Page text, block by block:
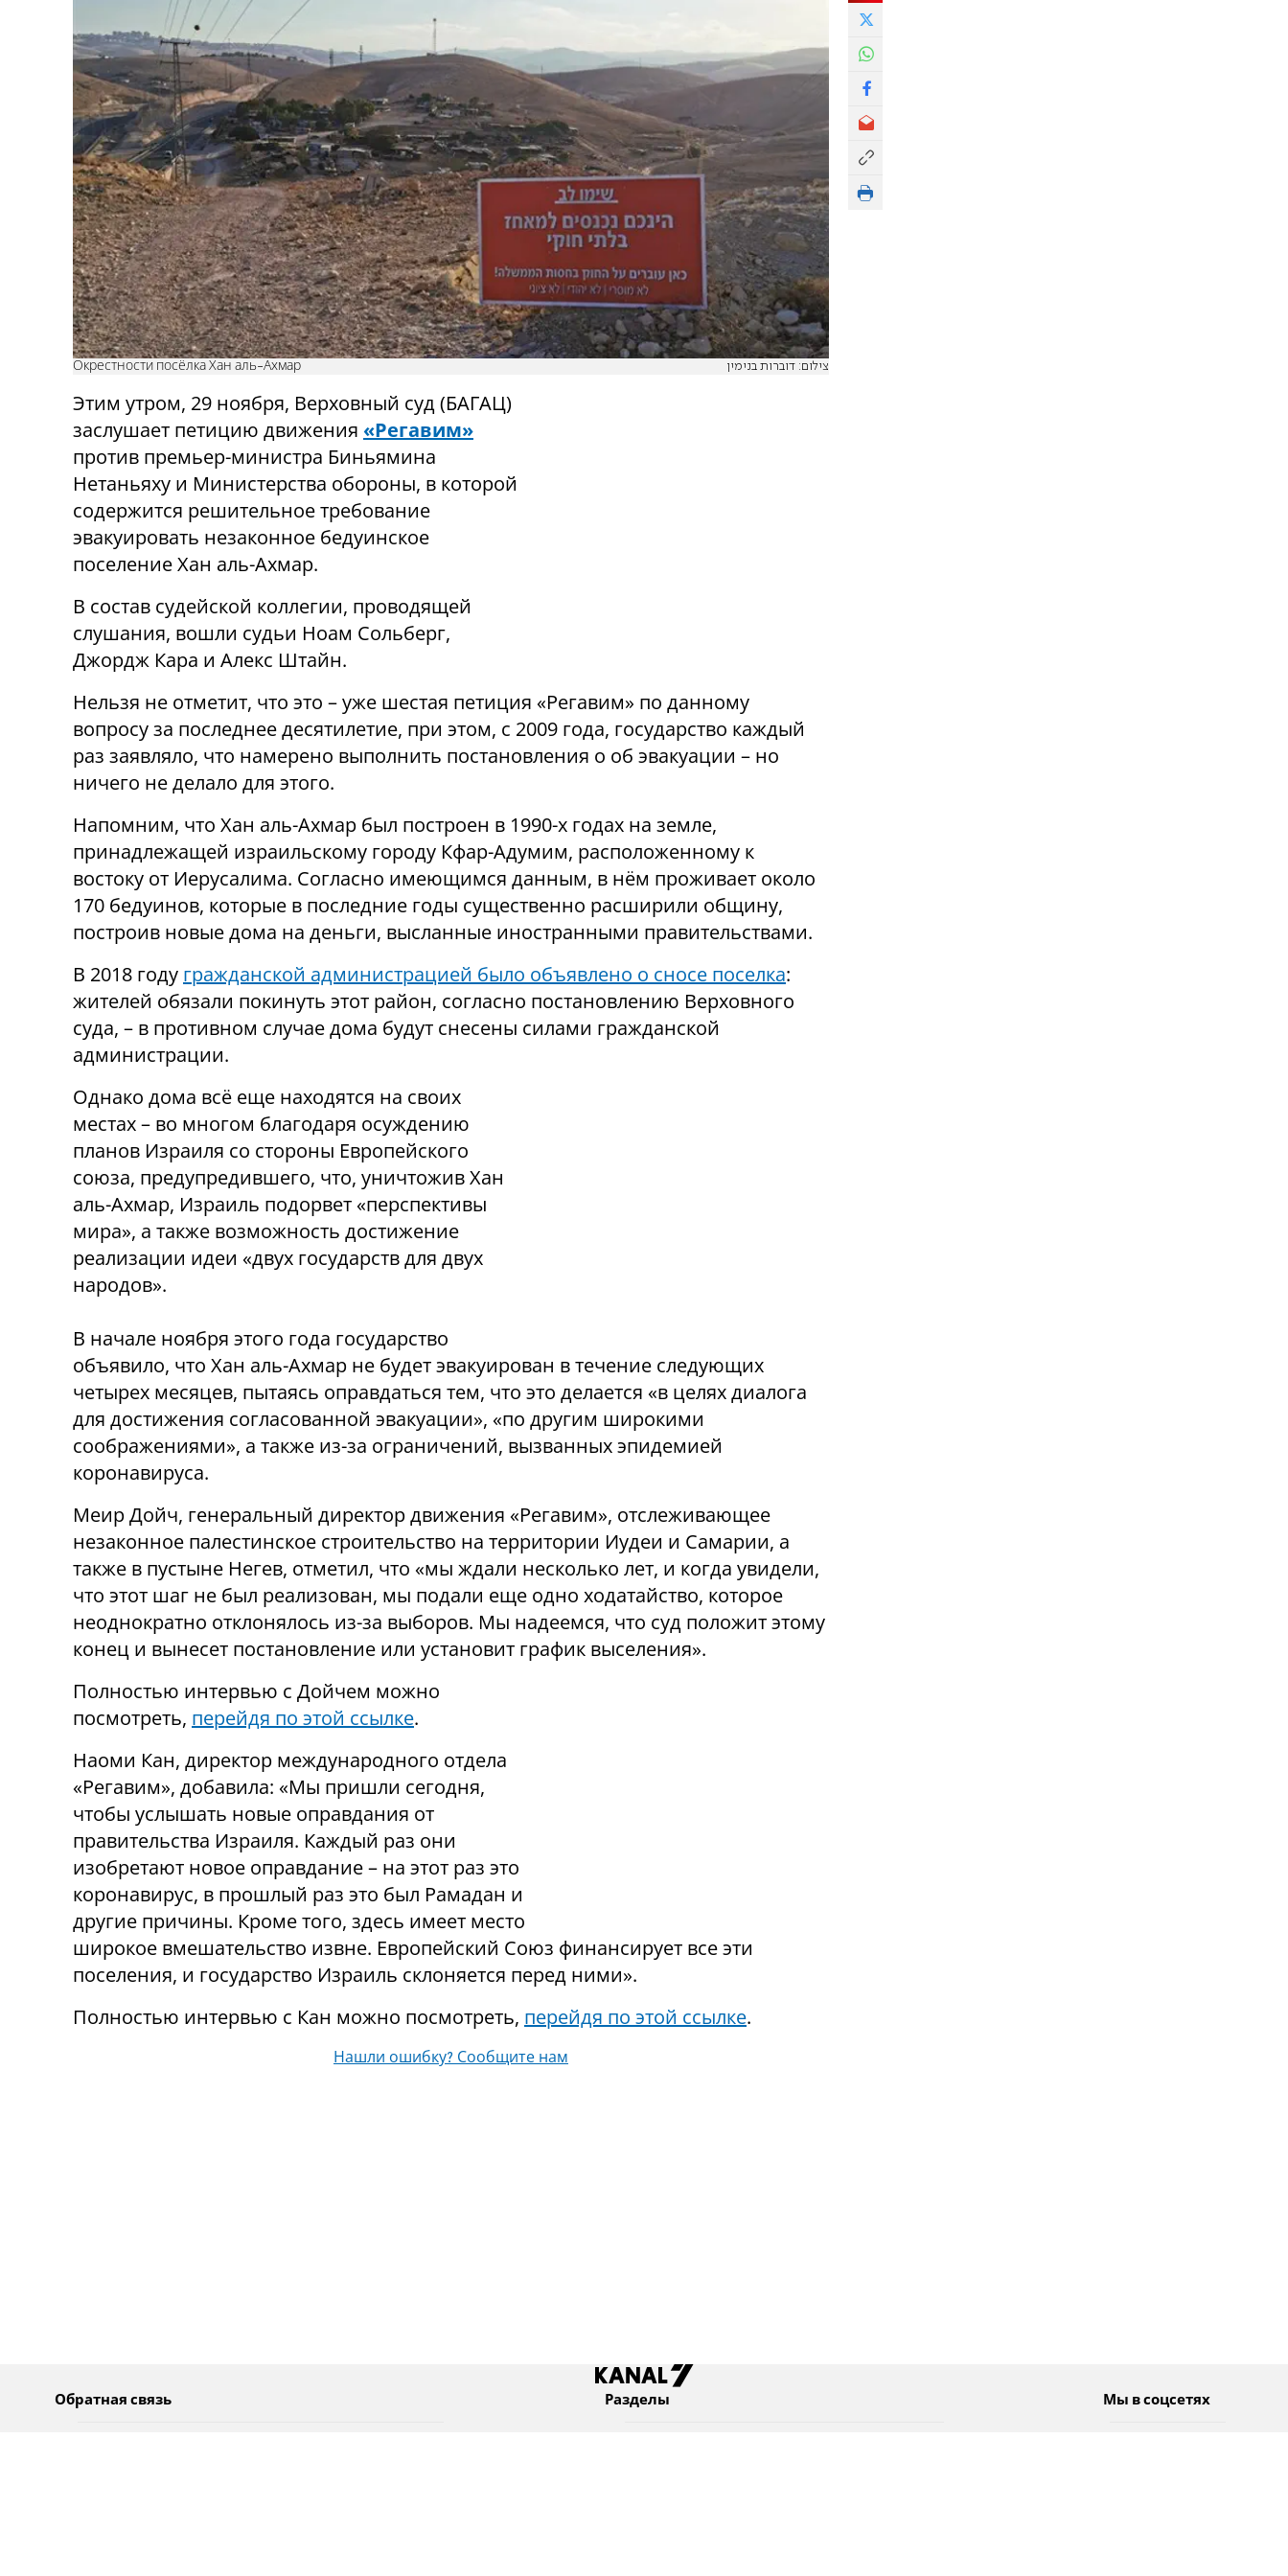
Окрестности посёлка Хан аль-Ахмар צילום: דוברות בנימין
Этим утром, 29 ноября, Верховный суд (БАГАЦ)
заслушает петицию движения «Регавим»
против премьер-министра Биньямина
Нетаньяху и Министерства обороны, в которой
содержится решительное требование
эвакуировать незаконное бедуинское
поселение Хан аль-Ахмар.
В состав судейской коллегии, проводящей
слушания, вошли судьи Ноам Сольберг,
Джордж Кара и Алекс Штайн.
Нельзя не отметит, что это – уже шестая петиция «Регавим» по данному
вопросу за последнее десятилетие, при этом, с 2009 года, государство каждый
раз заявляло, что намерено выполнить постановления о об эвакуации – но
ничего не делало для этого.
Напомним, что Хан аль-Ахмар был построен в 1990-х годах на земле,
принадлежащей израильскому городу Кфар-Адумим, расположенному к
востоку от Иерусалима. Согласно имеющимся данным, в нём проживает около
170 бедуинов, которые в последние годы существенно расширили общину,
построив новые дома на деньги, высланные иностранными правительствами.
В 2018 году гражданской администрацией было объявлено о сносе поселка:
жителей обязали покинуть этот район, согласно постановлению Верховного
суда, – в противном случае дома будут снесены силами гражданской
администрации.
Однако дома всё еще находятся на своих
местах – во многом благодаря осуждению
планов Израиля со стороны Европейского
союза, предупредившего, что, уничтожив Хан
аль-Ахмар, Израиль подорвет «перспективы
мира», а также возможность достижение
реализации идеи «двух государств для двух
народов».
В начале ноября этого года государство
объявило, что Хан аль-Ахмар не будет эвакуирован в течение следующих
четырех месяцев, пытаясь оправдаться тем, что это делается «в целях диалога
для достижения согласованной эвакуации», «по другим широкими
соображениями», а также из-за ограничений, вызванных эпидемией
коронавируса.
Меир Дойч, генеральный директор движения «Регавим», отслеживающее
незаконное палестинское строительство на территории Иудеи и Самарии, а
также в пустыне Негев, отметил, что «мы ждали несколько лет, и когда увидели,
что этот шаг не был реализован, мы подали еще одно ходатайство, которое
неоднократно отклонялось из-за выборов. Мы надеемся, что суд положит этому
конец и вынесет постановление или установит график выселения».
Полностью интервью с Дойчем можно
посмотреть, перейдя по этой ссылке.
Наоми Кан, директор международного отдела
«Регавим», добавила: «Мы пришли сегодня,
чтобы услышать новые оправдания от
правительства Израиля. Каждый раз они
изобретают новое оправдание – на этот раз это
коронавирус, в прошлый раз это был Рамадан и
другие причины. Кроме того, здесь имеет место
широкое вмешательство извне. Европейский Союз финансирует все эти
поселения, и государство Израиль склоняется перед ними».
Полностью интервью с Кан можно посмотреть, перейдя по этой ссылке.
Нашли ошибку? Сообщите нам
Обратная связь Разделы Мы в соцсетях